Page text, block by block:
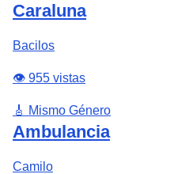
Caraluna
Bacilos
👁️ 955 vistas
🎸 Mismo Género
Ambulancia
Camilo